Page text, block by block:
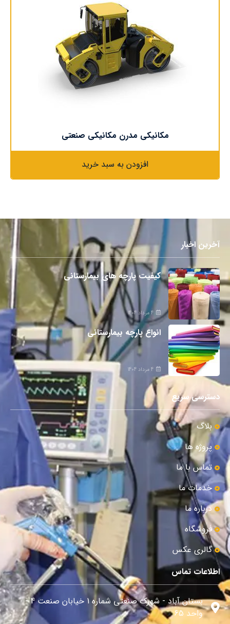
مکانیکی مدرن مکانیکی صنعتی
افزودن به سبد خرید
آخرین اخبار
کیفیت پارچه های بیمارستانی
4 مرداد 1404
انواع پارچه بیمارستانی
4 مرداد 1404
دسترسی سریع
بلاگ
پروژه ها
تماس با ما
خدمات ما
درباره ما
فروشگاه
گالری عکس
اطلاعات تماس
بستان آباد - شهرک صنعتی شماره 1 خیابان صنعت 4 -
واحد 65